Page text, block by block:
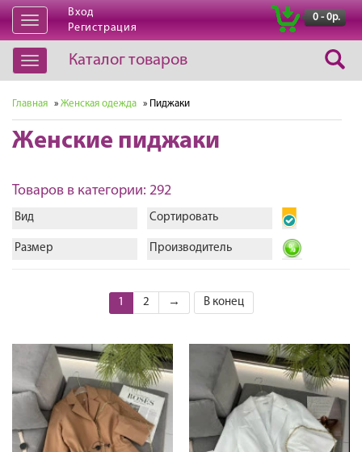
Открыть
навигацию
Вход
Регистрация
0 - 0р.
Открыть
навигацию
Каталог товаров
Главная » Женская одежда » Пиджаки
Женские пиджаки
Товаров в категории: 292
Вид Сортировать
Размер Производитель
1 2 → В конец